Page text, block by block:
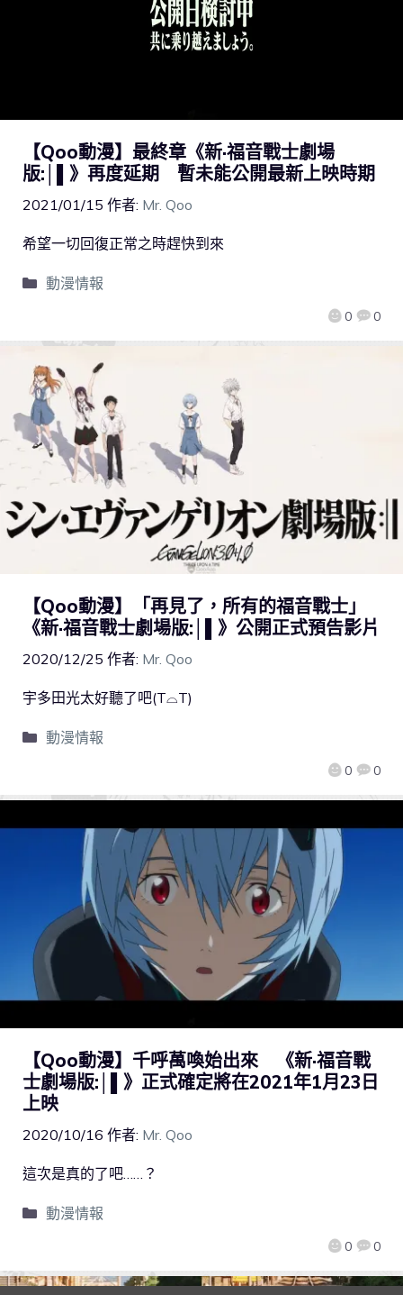
【Qoo動漫】最終章《新·福音戰士劇場
版:│▌》再度延期 暫未能公開最新上映時期
2021/01/15 作者: Mr. Qoo
0 0
希望一切回復正常之時趕快到來
動漫情報
【Qoo動漫】「再見了，所有的福音戰士」
《新·福音戰士劇場版:│▌》公開正式預告影片
2020/12/25 作者: Mr. Qoo
0 0
宇多田光太好聽了吧(T⌓T)
動漫情報
【Qoo動漫】千呼萬喚始出來 《新·福音戰
士劇場版:│▌》正式確定將在2021年1月23日
上映
2020/10/16 作者: Mr. Qoo
0 0
這次是真的了吧……？
動漫情報